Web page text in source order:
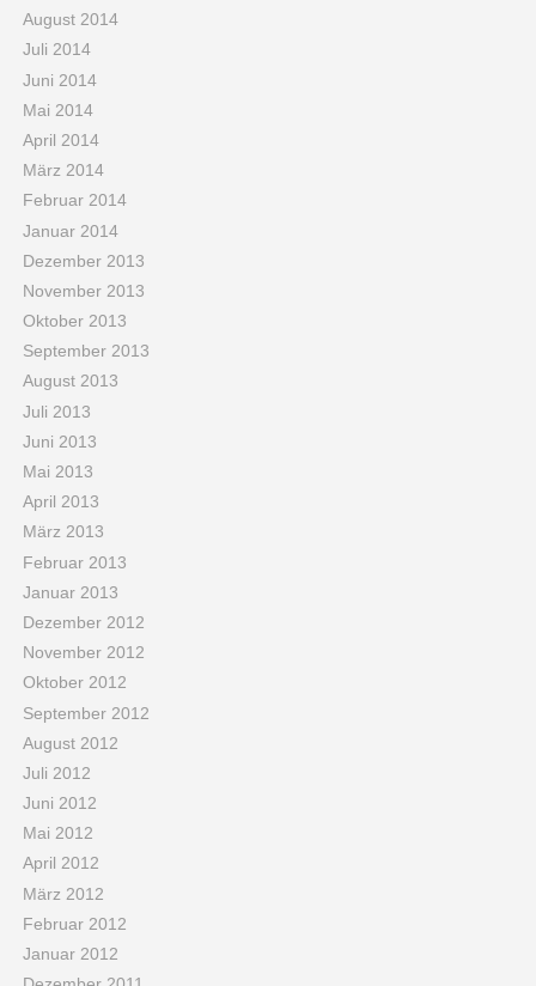
August 2014
Juli 2014
Juni 2014
Mai 2014
April 2014
März 2014
Februar 2014
Januar 2014
Dezember 2013
November 2013
Oktober 2013
September 2013
August 2013
Juli 2013
Juni 2013
Mai 2013
April 2013
März 2013
Februar 2013
Januar 2013
Dezember 2012
November 2012
Oktober 2012
September 2012
August 2012
Juli 2012
Juni 2012
Mai 2012
April 2012
März 2012
Februar 2012
Januar 2012